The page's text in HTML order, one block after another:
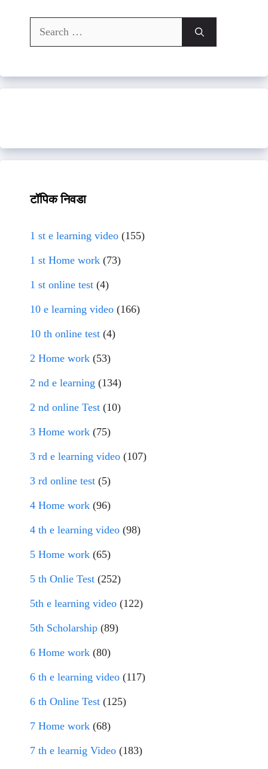
Search
for:
टॉपिक निवडा
1 st e learning video (155)
1 st Home work (73)
1 st online test (4)
10 e learning video (166)
10 th online test (4)
2 Home work (53)
2 nd e learning (134)
2 nd online Test (10)
3 Home work (75)
3 rd e learning video (107)
3 rd online test (5)
4 Home work (96)
4 th e learning video (98)
5 Home work (65)
5 th Onlie Test (252)
5th e learning video (122)
5th Scholarship (89)
6 Home work (80)
6 th e learning video (117)
6 th Online Test (125)
7 Home work (68)
7 th e learnig Video (183)